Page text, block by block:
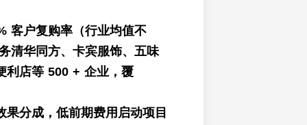
客户复购率（行业均值不
清华同方、卡宾服饰、五味
利店等 500 + 企业，覆
果分成，低前期费用启动项目